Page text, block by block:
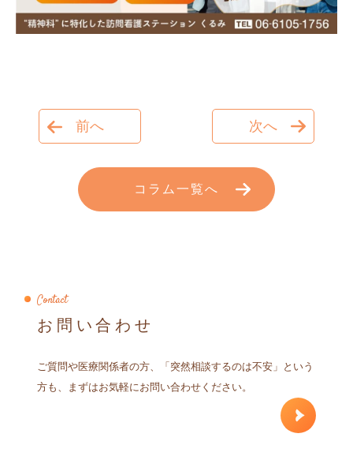
前へ 次へ
コラム一覧へ
Contact
お問い合わせ
ご質問や医療関係者の方、「突然相談するのは不安」という
方も、まずはお気軽にお問い合わせください。